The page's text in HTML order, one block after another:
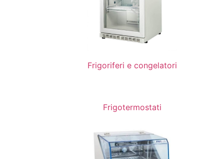
Frigoriferi e congelatori
Frigotermostati